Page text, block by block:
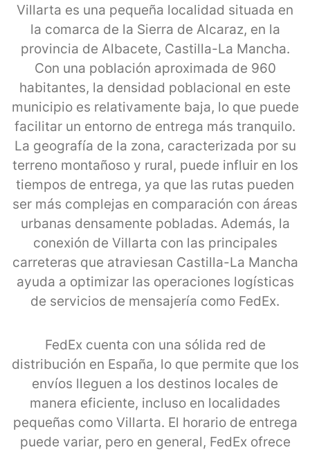
Villarta es una pequeña localidad situada en
la comarca de la Sierra de Alcaraz, en la
provincia de Albacete, Castilla-La Mancha.
Con una población aproximada de 960
habitantes, la densidad poblacional en este
municipio es relativamente baja, lo que puede
facilitar un entorno de entrega más tranquilo.
La geografía de la zona, caracterizada por su
terreno montañoso y rural, puede influir en los
tiempos de entrega, ya que las rutas pueden
ser más complejas en comparación con áreas
urbanas densamente pobladas. Además, la
conexión de Villarta con las principales
carreteras que atraviesan Castilla-La Mancha
ayuda a optimizar las operaciones logísticas
de servicios de mensajería como FedEx.
FedEx cuenta con una sólida red de
distribución en España, lo que permite que los
envíos lleguen a los destinos locales de
manera eficiente, incluso en localidades
pequeñas como Villarta. El horario de entrega
puede variar, pero en general, FedEx ofrece